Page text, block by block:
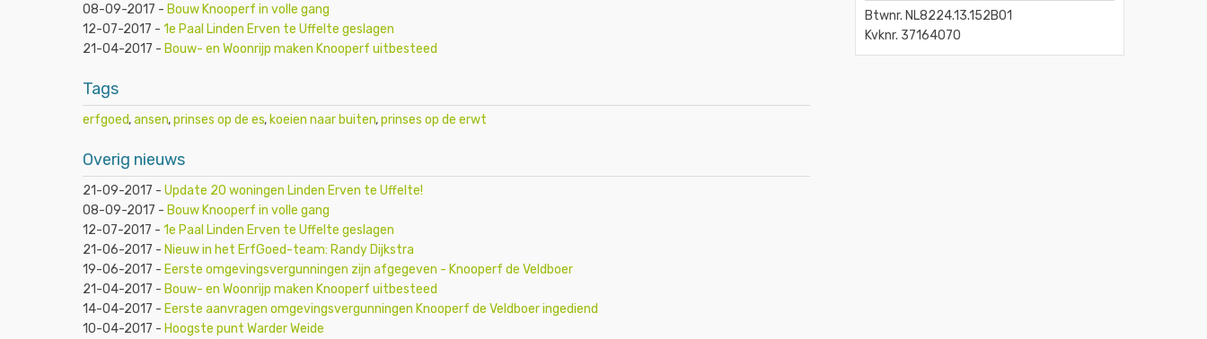
08-09-2017 - Bouw Knooperf in volle gang
12-07-2017 - 1e Paal Linden Erven te Uffelte geslagen
21-04-2017 - Bouw- en Woonrijp maken Knooperf uitbesteed
Tags
erfgoed,ansen,prinses op de es, koeien naar buiten,prinses op de erwt
Overig nieuws
21-09-2017 - Update 20 woningen Linden Erven te Uffelte!
08-09-2017 - Bouw Knooperf in volle gang
12-07-2017 - 1e Paal Linden Erven te Uffelte geslagen
21-06-2017 - Nieuw in het ErfGoed-team: Randy Dijkstra
19-06-2017 - Eerste omgevingsvergunningen zijn afgegeven - Knooperf de Veldboer
21-04-2017 - Bouw- en Woonrijp maken Knooperf uitbesteed
14-04-2017 - Eerste aanvragen omgevingsvergunningen Knooperf de Veldboer ingediend
10-04-2017 - Hoogste punt Warder Weide
Btwnr. NL8224.13.152B01
Kvknr. 37164070